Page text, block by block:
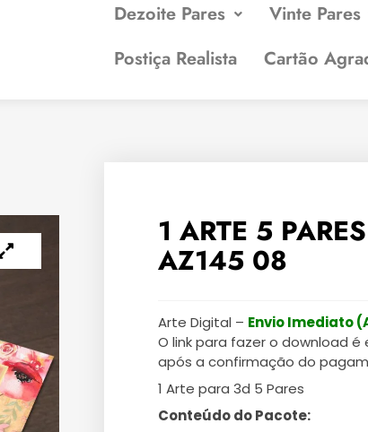
Dezoite Pares
Vinte Pares
Postiça Realista
Cartão
1 ARTE 5
AZ145 08
Arte Digital – Envio Imediato
O link para fazer o download
após a confirmação do
1 Arte para 3d 5 Pares
Conteúdo do Pacote: